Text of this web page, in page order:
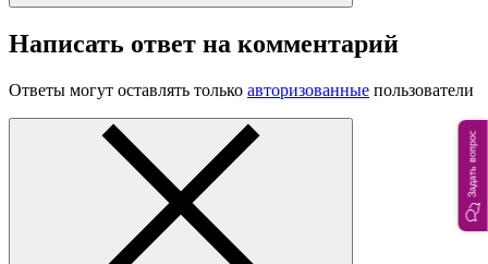
Написать ответ на комментарий
Ответы могут оставлять только авторизованные пользователи
Задать вопрос